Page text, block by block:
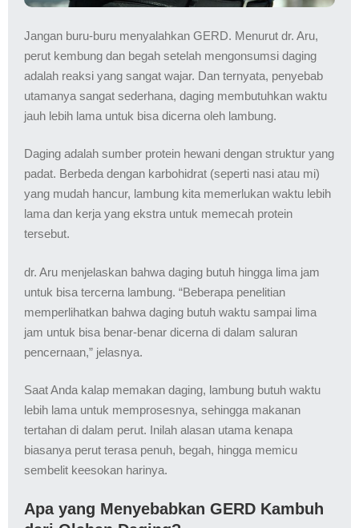
Jangan buru-buru menyalahkan GERD. Menurut dr. Aru,
perut kembung dan begah setelah mengonsumsi daging
adalah reaksi yang sangat wajar. Dan ternyata, penyebab
utamanya sangat sederhana, daging membutuhkan waktu
jauh lebih lama untuk bisa dicerna oleh lambung.
Daging adalah sumber protein hewani dengan struktur yang
padat. Berbeda dengan karbohidrat (seperti nasi atau mi)
yang mudah hancur, lambung kita memerlukan waktu lebih
lama dan kerja yang ekstra untuk memecah protein
tersebut.
dr. Aru menjelaskan bahwa daging butuh hingga lima jam
untuk bisa tercerna lambung. “Beberapa penelitian
memperlihatkan bahwa daging butuh waktu sampai lima
jam untuk bisa benar-benar dicerna di dalam saluran
pencernaan,” jelasnya.
Saat Anda kalap memakan daging, lambung butuh waktu
lebih lama untuk memprosesnya, sehingga makanan
tertahan di dalam perut. Inilah alasan utama kenapa
biasanya perut terasa penuh, begah, hingga memicu
sembelit keesokan harinya.
Apa yang Menyebabkan GERD Kambuh